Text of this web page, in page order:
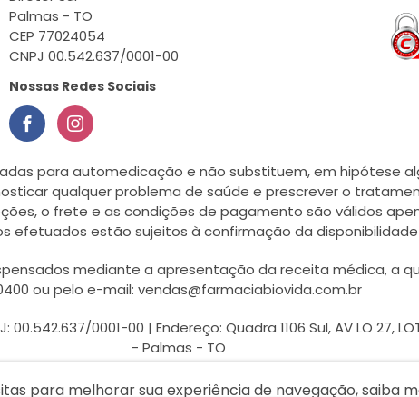
Palmas - TO
CEP 77024054
CNPJ 00.542.637/0001-00
Nossas Redes Sociais
para automedicação e não substituem, em hipótese
qualquer problema de saúde e prescrever o
o frete e as condições de pagamento são válidos
efetuados estão sujeitos à confirmação da
mediante a apresentação da receita médica, a
ou pelo e-mail: vendas@farmaciabiovida.com.br
00.542.637/0001-00 | Endereço: Quadra 1106 Sul, AV LO 27,
- Palmas - TO
para melhorar sua experiência de navegação, saiba